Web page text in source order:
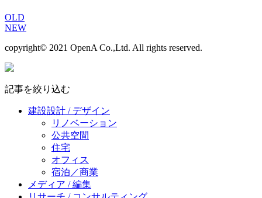
OLD
NEW
copyright© 2021 OpenA Co.,Ltd. All rights reserved.
記事を絞り込む
建設設計 / デザイン
リノベーション
公共空間
住宅
オフィス
宿泊／商業
メディア / 編集